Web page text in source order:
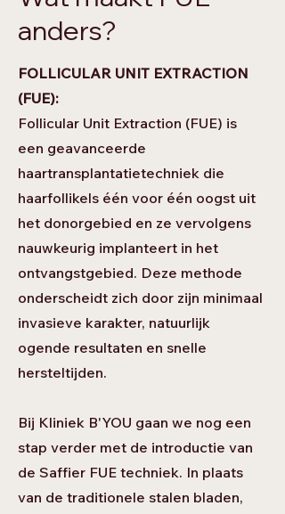
anders?
FOLLICULAR UNIT EXTRACTION
(FUE):
Follicular Unit Extraction (FUE) is
een geavanceerde
haartransplantatietechniek die
haarfollikels één voor één oogst uit
het donorgebied en ze vervolgens
nauwkeurig implanteert in het
ontvangstgebied. Deze methode
onderscheidt zich door zijn minimaal
invasieve karakter, natuurlijk
ogende resultaten en snelle
hersteltijden.
Bij Kliniek B'YOU gaan we nog een
stap verder met de introductie van
de Saffier FUE techniek. In plaats
van de traditionele stalen bladen,